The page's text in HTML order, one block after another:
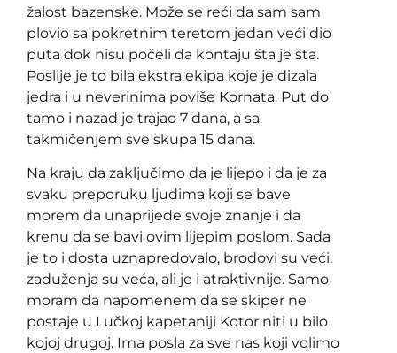
žalost bazenske. Može se reći da sam sam
plovio sa pokretnim teretom jedan veći dio
puta dok nisu počeli da kontaju šta je šta.
Poslije je to bila ekstra ekipa koje je dizala
jedra i u neverinima poviše Kornata. Put do
tamo i nazad je trajao 7 dana, a sa
takmičenjem sve skupa 15 dana.
Na kraju da zaključimo da je lijepo i da je za
svaku preporuku ljudima koji se bave
morem da unaprijede svoje znanje i da
krenu da se bavi ovim lijepim poslom. Sada
je to i dosta uznapredovalo, brodovi su veći,
zaduženja su veća, ali je i atraktivnije. Samo
moram da napomenem da se skiper ne
postaje u Lučkoj kapetaniji Kotor niti u bilo
kojoj drugoj. Ima posla za sve nas koji volimo